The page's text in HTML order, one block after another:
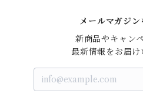
メールマガジン
新商品やキャン
最新情報をお届け